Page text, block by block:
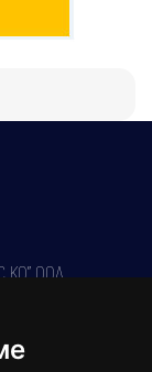
КО" ООД,